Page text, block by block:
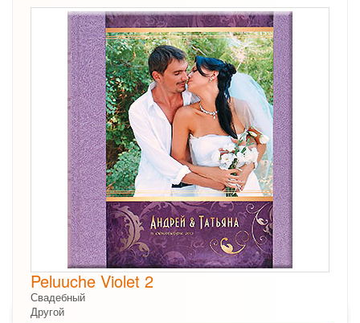
Peluuche Violet 2
Свадебный
Другой